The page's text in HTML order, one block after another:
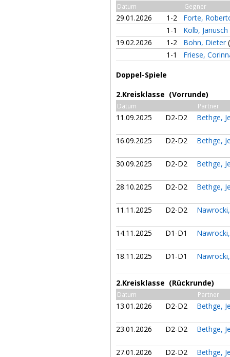
Datum Gegner
29.01.2026 1-2
Forte,
1-1
Kolb, Janusch
19.02.2026
1-2 Bohn, Dieter
1-1
Friese,
Doppel-Spiele
2.Kreisklasse (Vorrunde)
Datum Partner
11.09.2025 D2-D2 Bethge,
16.09.2025 D2-D2 Bethge,
30.09.2025 D2-D2 Bethge,
28.10.2025 D2-D2 Bethge,
11.11.2025 D2-D2
14.11.2025 D1-D1
18.11.2025 D1-D1
2.Kreisklasse (Rückrunde)
Datum Partner
13.01.2026 D2-D2 Bethge,
23.01.2026 D2-D2 Bethge,
27.01.2026 D2-D2 Bethge,